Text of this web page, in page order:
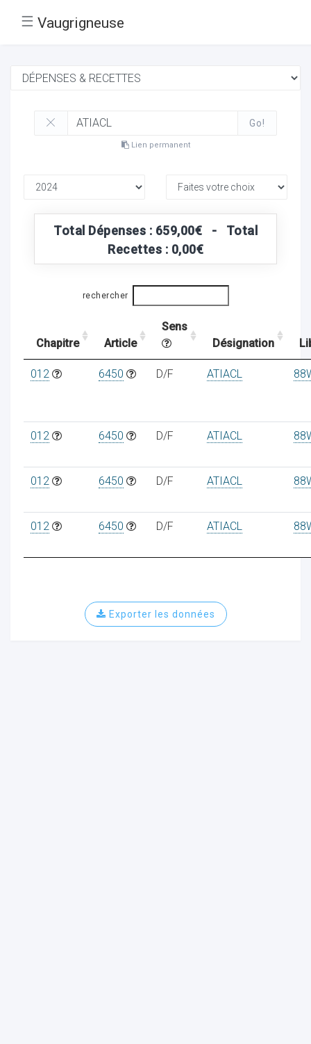
☰ Vaugrigneuse
Go!
Lien permanent
Total Dépenses : 659,00€ - Total
Recettes : 0,00€
rechercher
Chapitre Article
Sens
Désignation
012 6450 D/F ATIACL
012 6450 D/F ATIACL
012 6450 D/F ATIACL
012 6450 D/F ATIACL
Exporter les données